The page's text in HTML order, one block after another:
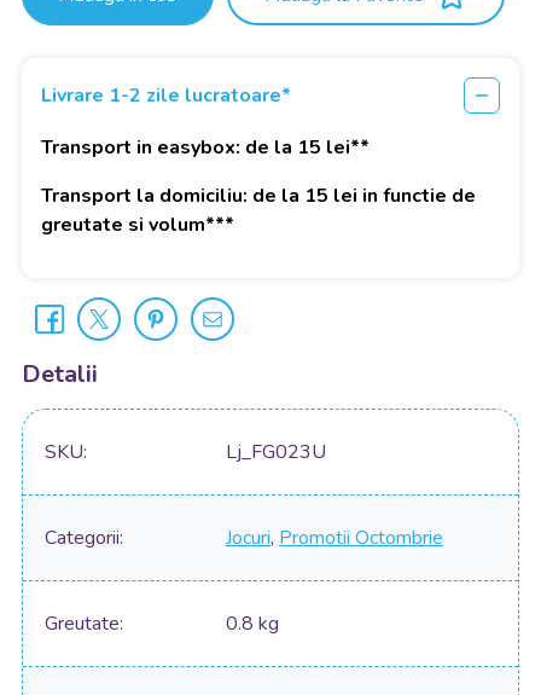
Livrare 1-2 zile lucratoare*
Transport in easybox: de la 15 lei**
Transport la domiciliu: de la 15 lei in functie de
greutate si volum***
Detalii
SKU Lj_FG023U
Categorii Jocuri, Promotii Octombrie
Greutate 0.8 kg